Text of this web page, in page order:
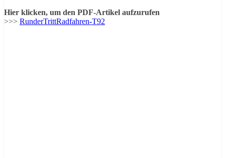
Hier klicken, um den PDF-Artikel aufzurufen
>>> RunderTrittRadfahren-T92